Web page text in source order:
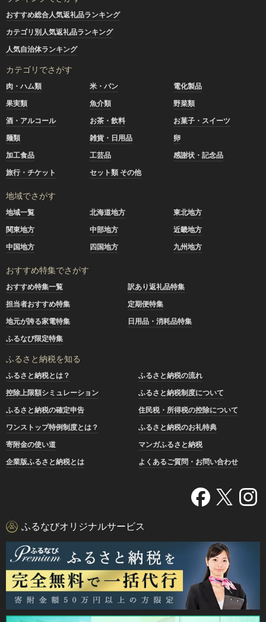
おすすめ総合人気返礼品ランキング
カテゴリ別人気返礼品ランキング
人気自治体ランキング
カテゴリでさがす
肉・ハム類 米・パン
電化製品
果実類
魚介類
野菜類
酒・アルコール
お茶・飲料
お菓子・スイーツ
麺類
雑貨・日用品
卵
加工食品
工芸品
感謝状・記念品
旅行・チケット
セット類 その他
地域でさがす
地域一覧 北海道地方
東北地方
関東地方
中部地方
近畿地方
中国地方
四国地方 九州地方
おすすめ特集でさがす
おすすめ特集一覧
訳あり返礼品特集
担当者おすすめ特集
定期便特集
地元が誇る家電特集
日用品・消耗品特集
ふるなび限定特集
ふるさと納税を知る
ふるさと納税とは？
ふるさと納税の流れ
控除上限額シミュレーション
ふるさと納税制度について
ふるさと納税の確定申告
住民税・所得税の控除について
ワンストップ特例制度とは？
ふるさと納税のお礼特典
寄附金の使い道
マンガふるさと納税
企業版ふるさと納税とは
よくあるご質問・お問い合わせ
ふるなびオリジナルサービス